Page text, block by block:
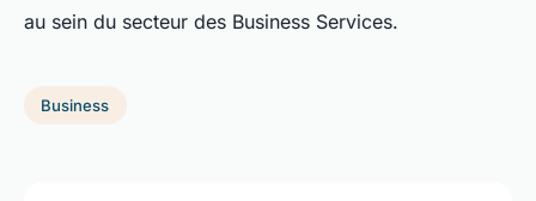
au sein du secteur des Business Services.
Business